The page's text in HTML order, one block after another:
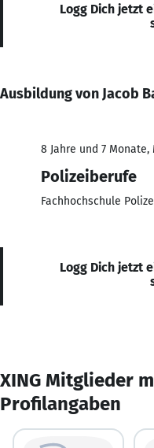
Logg Dich jetzt
Ausbildung von Jacob
8 Jahre und 7 Monate,
Polizeiberufe
Fachhochschule
Logg Dich jetzt
XING Mitglieder
Profilangaben